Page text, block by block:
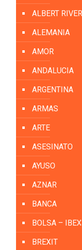
ALBERT
ALEMANIA
AMOR
ANDALUCIA
ARGENTINA
ARMAS
ARTE
ASESINATO
AYUSO
AZNAR
BANCA
BOLSA –
BREXIT